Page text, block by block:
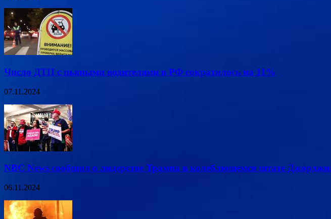
Число ДТП с пьяными водителями в РФ сократилось на 11%
07.11.2024
NBC News сообщил о лидерстве Трампа в колеблющемся штате
06.11.2024